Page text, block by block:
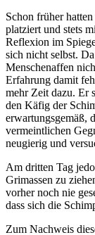
Schon früher
platziert und stets
Reflexion im
sich nicht selbst.
Menschenaffen
Erfahrung damit
mehr Zeit dazu. Er
den Käfig der
erwartungsgemäß,
vermeintlichen
neugierig und
Am dritten Tag
Grimassen zu
vorher noch nie
dass sich die
Zum Nachweis